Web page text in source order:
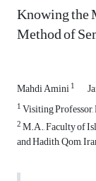
Knowing the
Method of
Mahdi Amini1
1Visiting
2M.A., Faculty of
and Hadith, Qom,